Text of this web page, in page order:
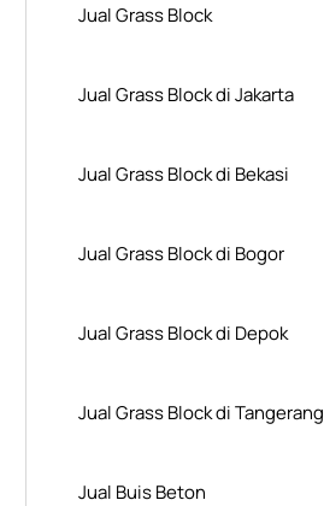
Jual Grass Block
Jual Grass Block di Jakarta
Jual Grass Block di Bekasi
Jual Grass Block di Bogor
Jual Grass Block di Depok
Jual Grass Block di Tangerang
Jual Buis Beton